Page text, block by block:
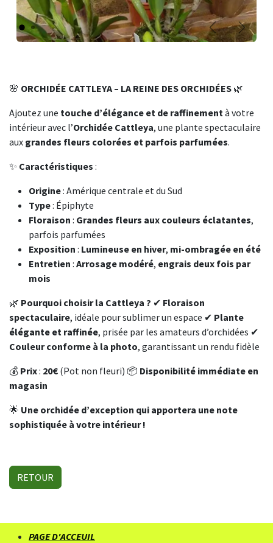
PrécédentSuivant
🌸 ORCHIDÉE CATTLEYA – LA REINE DES ORCHIDÉES 🌿
Ajoutez une touche d’élégance et de raffinement à votre
intérieur avec l’Orchidée Cattleya, une plante spectaculaire
aux grandes fleurs colorées et parfois parfumées.
✨ Caractéristiques :
Origine: Amérique centrale et du Sud
Type: Épiphyte
Floraison : Grandes fleurs aux couleurs éclatantes,
parfois parfumées
Exposition : Lumineuse en hiver, mi-ombragée en été
Entretien : Arrosage modéré, engrais deux fois par
mois
🌿 Pourquoi choisir la Cattleya ? ✔ Floraison
spectaculaire, idéale pour sublimer un espace ✔ Plante
élégante et raffinée, prisée par les amateurs d’orchidées ✔
Couleur conforme à la photo, garantissant un rendu fidèle
💰 Prix: 20€ (Pot non fleuri) 📦 Disponibilité immédiate en
magasin
🌟 Une orchidée d’exception qui apportera une note
sophistiquée à votre intérieur !
RETOUR
PAGE D'ACCEUIL